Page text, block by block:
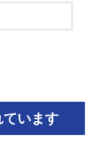
ています